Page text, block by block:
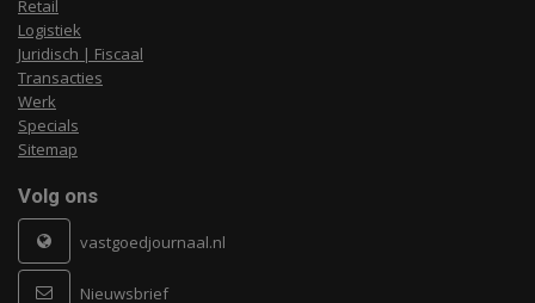
Retail
Logistiek
Juridisch | Fiscaal
Transacties
Werk
Specials
Sitemap
Volg ons
vastgoedjournaal.nl
Nieuwsbrief